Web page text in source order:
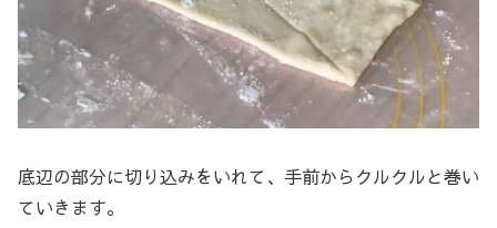
底辺の部分に切り込みをいれて、手前からクルクルと巻い
ていきます。